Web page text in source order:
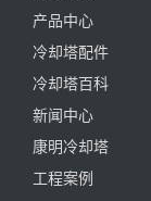
产品中心
冷却塔配件
冷却塔百科
新闻中心
康明冷却塔
工程案例